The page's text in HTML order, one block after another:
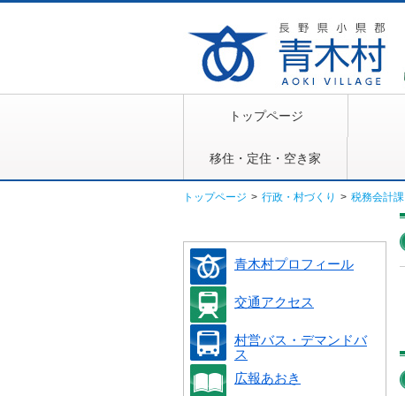
トップページ
移住・定住・空き家
トップページ > 行政・村づくり > 税務会計課
青木村プロフィール
交通アクセス
村営バス・デマンドバ
ス
広報あおき